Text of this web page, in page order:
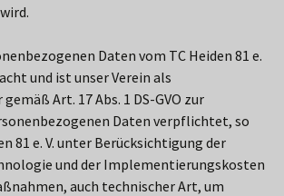
Daten vom TC Heiden 81 e.
und ist unser Verein als
Art. 17 Abs. 1 DS-GVO zur
Daten verpflichtet, so
81 e. V. unter Berücksichtigung der
und der Implementierungskosten
auch technischer Art, um